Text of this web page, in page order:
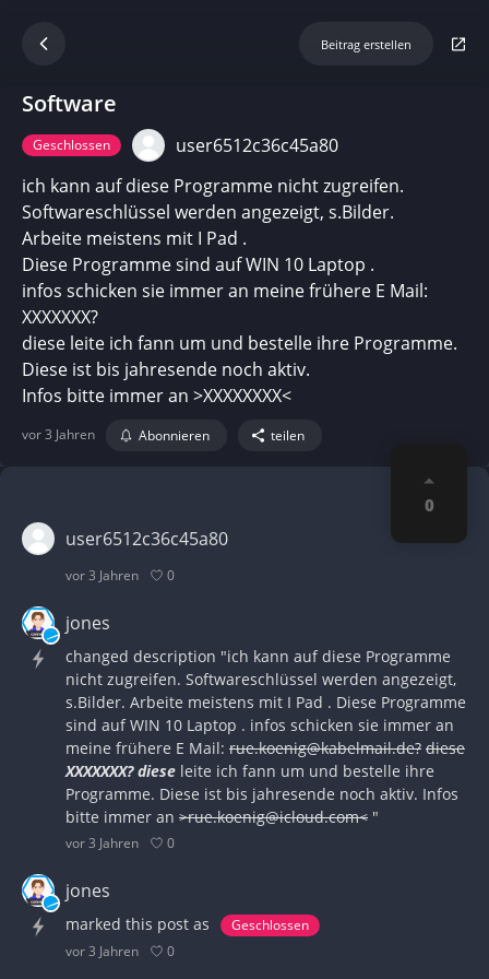
Beitrag erstellen
Software
Geschlossen
user6512c36c45a80
ich kann auf diese Programme nicht zugreifen.
Softwareschlüssel werden angezeigt, s.Bilder.
Arbeite meistens mit I Pad .
Diese Programme sind auf WIN 10 Laptop .
infos schicken sie immer an meine frühere E Mail:
XXXXXXX?
diese leite ich fann um und bestelle ihre Programme.
Diese ist bis jahresende noch aktiv.
Infos bitte immer an >XXXXXXXX<
vor 3 Jahren Abonnieren teilen
0
user6512c36c45a80
vor 3 Jahren 0
jones
changed description "ich kann auf diese Programme
nicht zugreifen. Softwareschlüssel werden angezeigt,
s.Bilder. Arbeite meistens mit I Pad . Diese Programme
sind auf WIN 10 Laptop . infos schicken sie immer an
meine frühere E Mail: rue.koenig@kabelmail.de? diese
XXXXXXX? diese leite ich fann um und bestelle ihre
Programme. Diese ist bis jahresende noch aktiv. Infos
bitte immer an >rue.koenig@icloud.com< "
vor 3 Jahren 0
jones
marked this post as
Geschlossen
vor 3 Jahren
0